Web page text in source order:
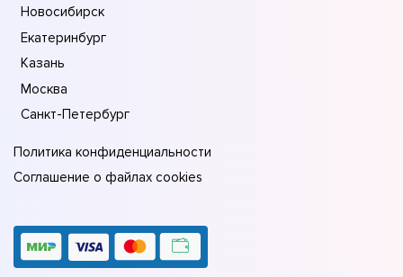
Новосибирск
Екатеринбург
Казань
Москва
Санкт-Петербург
Политика конфиденциальности
Соглашение о файлах cookies